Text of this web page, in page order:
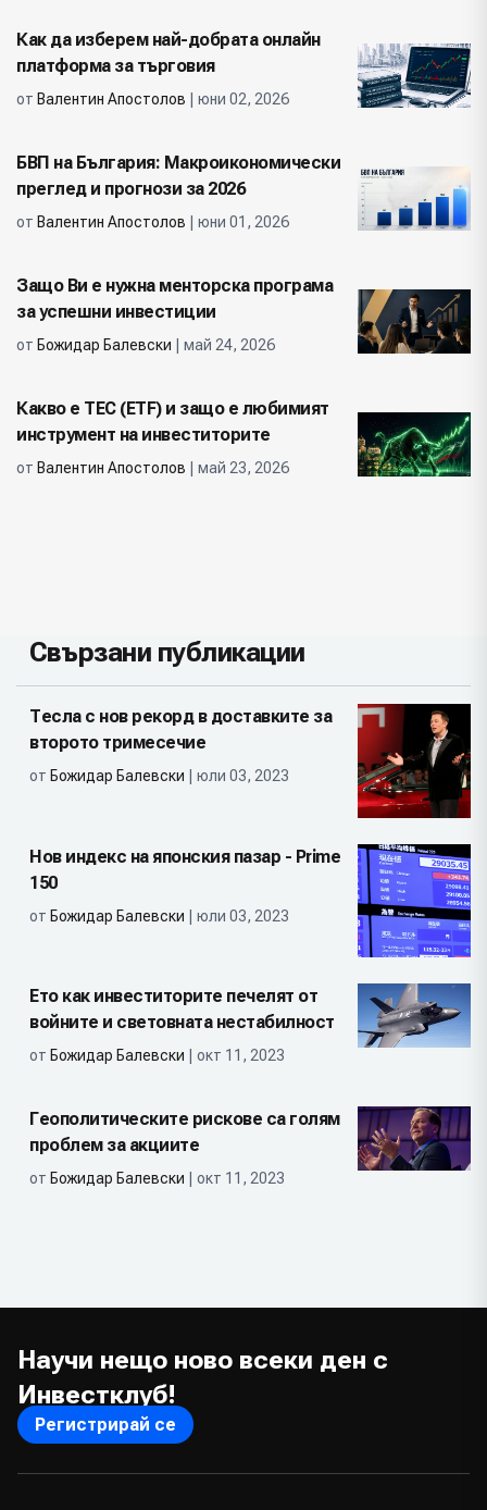
Как да изберем най-добрата онлайн
платформа за търговия
от Валентин Апостолов | юни 02, 2026
БВП на България: Макроикономически
преглед и прогнози за 2026
от Валентин Апостолов | юни 01, 2026
Защо Ви е нужна менторска програма
за успешни инвестиции
от Божидар Балевски | май 24, 2026
Какво е ТЕС (ETF) и защо е любимият
инструмент на инвеститорите
от Валентин Апостолов | май 23, 2026
Свързани публикации
Тесла с нов рекорд в доставките за
второто тримесечие
от Божидар Балевски | юли 03, 2023
Нов индекс на японския пазар - Prime
150
от Божидар Балевски | юли 03, 2023
Ето как инвеститорите печелят от
войните и световната нестабилност
от Божидар Балевски | окт 11, 2023
Геополитическите рискове са голям
проблем за акциите
от Божидар Балевски | окт 11, 2023
Научи нещо ново всеки ден с
Инвестклуб!
Регистрирай се